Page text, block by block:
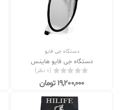
دستگاه جی فایو
دستگاه جی فایو هاینس
(0 نظر)
19,200,000 تومان